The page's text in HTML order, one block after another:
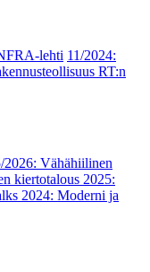
lehti 11/2024:
RT:n
2026: Vähähiilinen
kiertotalous 2025:
2024: Moderni ja